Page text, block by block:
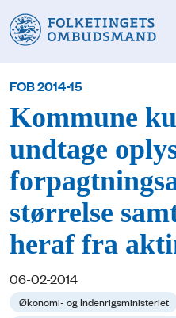
FOB 2014-15
Kommune
undtage
størrelse
heraf fra
06-02-2014
Økonomi- og Indenrigsministeriet